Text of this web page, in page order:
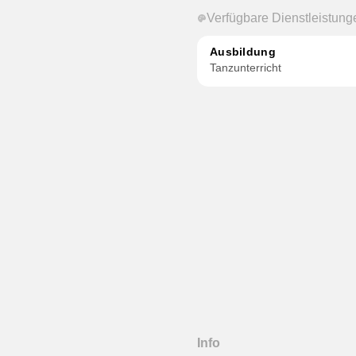
Verfügbare
Ausbildung
Tanzunterricht
Info